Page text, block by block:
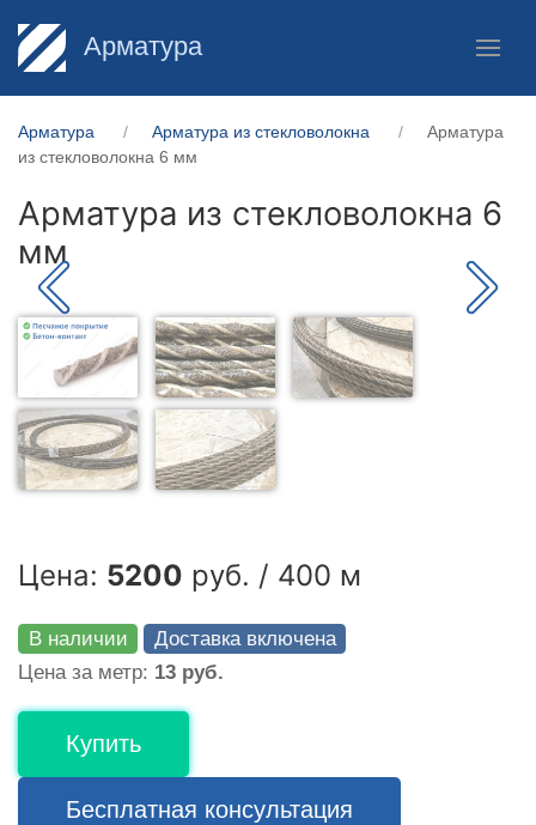
Арматура
Арматура Арматура из стекловолокна
Арматура
из стекловолокна 6 мм
Арматура из стекловолокна 6
мм
Цена: 5200 руб. / 400 м
В наличии
Доставка включена
Цена за метр: 13 руб.
Купить
Бесплатная консультация